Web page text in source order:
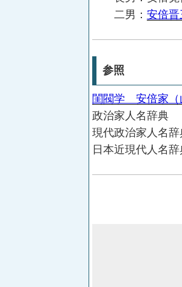
二男： 安倍晋
参照
閨閥学 安倍家（
政治家人名辞典
現代政治家人名辞
日本近現代人名辞